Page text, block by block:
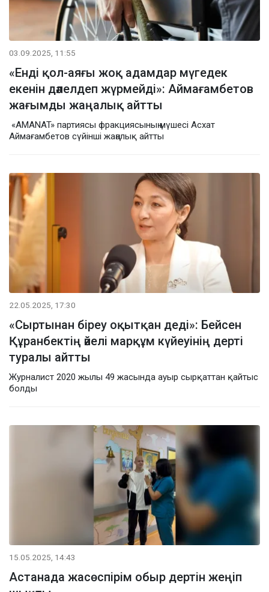
03.09.2025, 11:55
«Енді қол-аяғы жоқ адамдар мүгедек
екенін дәлелдеп жүрмейді»: Аймағамбетов
жағымды жаңалық айтты
«AMANAT» партиясы фракциясының мүшесі Асхат
Аймағамбетов сүйінші жаңалық айтты
22.05.2025, 17:30
«Сыртынан біреу оқытқан деді»: Бейсен
Құранбектің әйелі марқұм күйеуінің дерті
туралы айтты
Журналист 2020 жылы 49 жасында ауыр сырқаттан қайтыс
болды
15.05.2025, 14:43
Астанада жасөспірім обыр дертін жеңіп